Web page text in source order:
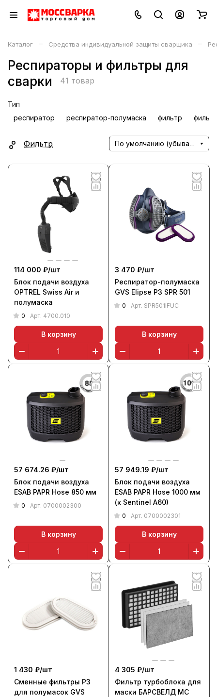
Каталог – Средства индивидуальной защиты сварщика –
Респираторы и фильтры для
сварки
41 товар
Тип
респиратор
респиратор-полумаска фильтр
Фильтр По умолчанию (убывание)
114 000 ₽/шт
Блок подачи воздуха
OPTREL Swiss Air и
полумаска
0 Арт. 4700.010
В корзину
3 470 ₽/шт
Респиратор-полумаска
GVS Elipse P3 SPR 501
0 Арт. SPR501IFUC
В корзину
57 674.26 ₽/шт
Блок подачи воздуха
ESAB PAPR Hose 850 мм
0 Арт. 0700002300
В корзину
57 949.19 ₽/шт
Блок подачи воздуха
ESAB PAPR Hose 1000 мм
(к Sentinel A60)
0 Арт. 0700002301
В корзину
1 430 ₽/шт
Сменные фильтры P3
для полумасок GVS
4 305 ₽/шт
Фильтр турбоблока для
маски БАРСВЕЛД МС